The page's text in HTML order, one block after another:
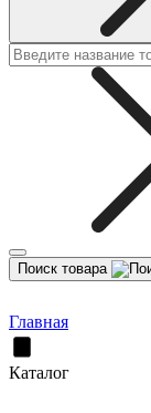
Поиск товара
Главная
Каталог